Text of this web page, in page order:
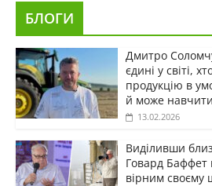
БЛОГИ
Дмитро
єдині у світі,
продукцію в
й може
13.02.2026
Виділивши
Говард Баффет
вірним своєму